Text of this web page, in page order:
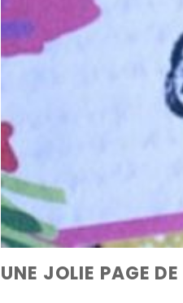
UNE JOLIE PAGE